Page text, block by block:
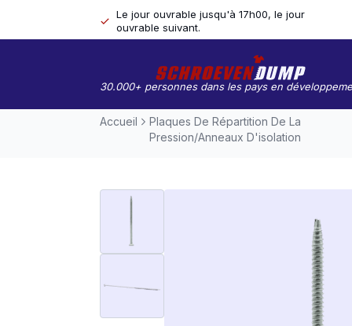
Le jour ouvrable jusqu'à 17h00, le jour
ouvrable suivant.
30.000+ personnes dans les pays en
Accueil
Plaques De Répartition De La
Pression/anneaux D'isolation